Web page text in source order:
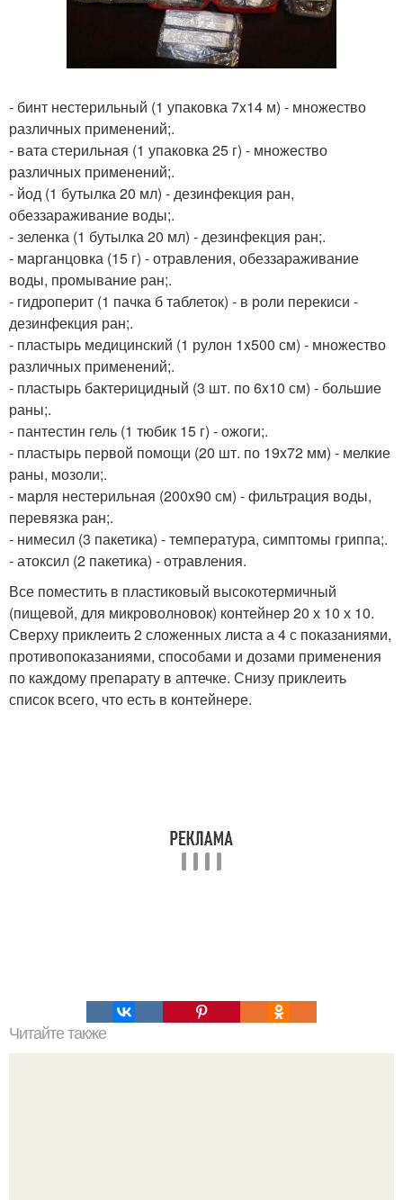
- бинт нестерильный (1 упаковка 7x14 м) - множество
различных применений;.
- вата стерильная (1 упаковка 25 г) - множество
различных применений;.
- йод (1 бутылка 20 мл) - дезинфекция ран,
обеззараживание воды;.
- зеленка (1 бутылка 20 мл) - дезинфекция ран;.
- марганцовка (15 г) - отравления, обеззараживание
воды, промывание ран;.
- гидроперит (1 пачка б таблеток) - в роли перекиси -
дезинфекция ран;.
- пластырь медицинский (1 рулон 1x500 см) - множество
различных применений;.
- пластырь бактерицидный (3 шт. по 6x10 см) - большие
раны;.
- пантестин гель (1 тюбик 15 г) - ожоги;.
- пластырь первой помощи (20 шт. по 19x72 мм) - мелкие
раны, мозоли;.
- марля нестерильная (200x90 см) - фильтрация воды,
перевязка ран;.
- нимесил (3 пакетика) - температура, симптомы гриппа;.
- атоксил (2 пакетика) - отравления.
Все поместить в пластиковый высокотермичный
(пищевой, для микроволновок) контейнер 20 х 10 х 10.
Сверху приклеить 2 сложенных листа а 4 с показаниями,
противопоказаниями, способами и дозами применения
по каждому препарату в аптечке. Снизу приклеить
список всего, что есть в контейнере.
Читайте также